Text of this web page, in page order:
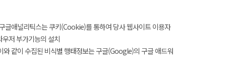
글애널리틱스는 쿠키(Cookie)를 통하여 당사 웹사이트 이용자
저 부가기능의 설치
같이 수집된 비식별 행태정보는 구글(Google)의 구글 애드워